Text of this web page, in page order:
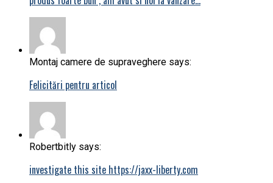
Montaj camere de supraveghere says:
Felicitări pentru articol
Robertbitly says:
investigate this site https://jaxx-liberty.com